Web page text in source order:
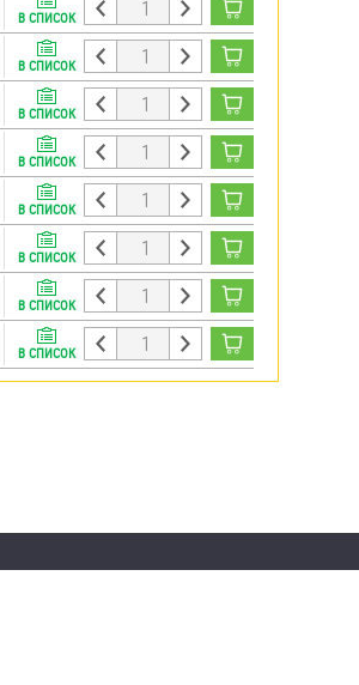
В СПИСОК
В СПИСОК
В СПИСОК
В СПИСОК
В СПИСОК
В СПИСОК
В СПИСОК
В СПИСОК